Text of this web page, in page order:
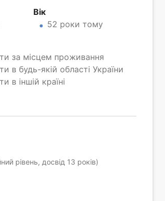
Вік
52 роки тому
за місцем проживання
в будь-якій області України
в іншій країні
рівень, досвід 13 років)